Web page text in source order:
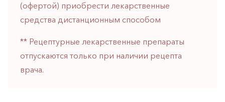
(офертой) приобрести лекарственные
средства дистанционным способом
** Рецептурные лекарственные препараты
отпускаются только при наличии рецепта
врача.